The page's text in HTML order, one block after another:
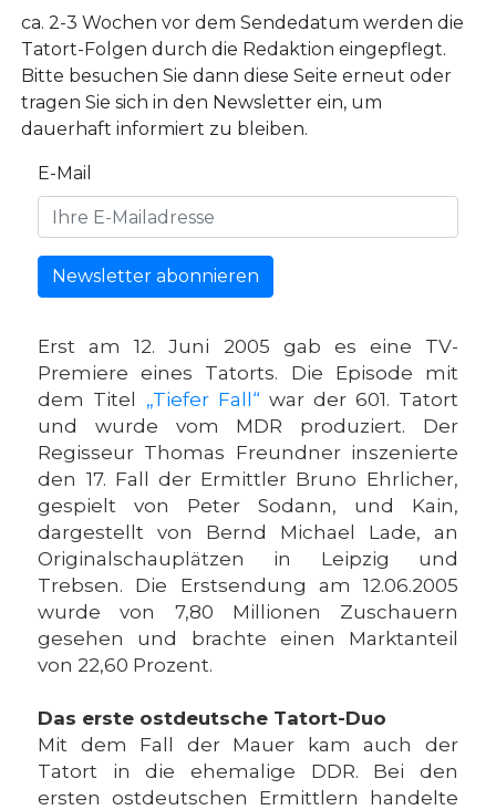
ca. 2-3 Wochen vor dem Sendedatum werden die
Tatort-Folgen durch die Redaktion eingepflegt.
Bitte besuchen Sie dann diese Seite erneut oder
tragen Sie sich in den Newsletter ein, um
dauerhaft informiert zu bleiben.
E-Mail
Newsletter abonnieren
Erst am 12. Juni 2005 gab es eine TV-
Premiere eines Tatorts. Die Episode mit
dem Titel „Tiefer Fall“ war der 601. Tatort
und wurde vom MDR produziert. Der
Regisseur Thomas Freundner inszenierte
den 17. Fall der Ermittler Bruno Ehrlicher,
gespielt von Peter Sodann, und Kain,
dargestellt von Bernd Michael Lade, an
Originalschauplätzen in Leipzig und
Trebsen. Die Erstsendung am 12.06.2005
wurde von 7,80 Millionen Zuschauern
gesehen und brachte einen Marktanteil
von 22,60 Prozent.
Das erste ostdeutsche Tatort-Duo
Mit dem Fall der Mauer kam auch der
Tatort in die ehemalige DDR. Bei den
ersten ostdeutschen Ermittlern handelte